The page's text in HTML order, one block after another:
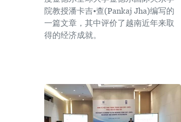
院教授潘卡吉•查(Pankaj Jha)编写的
一篇文章，其中评价了越南近年来取
得的经济成就。